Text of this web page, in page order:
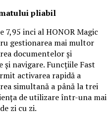
pliabil
inci al HONOR Magic
gestionarea mai multor
documentelor și
navigare. Funcțiile Fast
activarea rapidă a
simultană a până la trei
de utilizare într-una mai
zi cu zi.